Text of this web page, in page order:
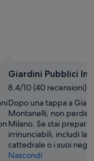
Giardini Pubblici
8.4/10 (40 recensioni)
Dopo una tappa a
Montanelli, non
Milano. Se stai
irrinunciabili, includi la
cattedrale o i suoi
Nascondi